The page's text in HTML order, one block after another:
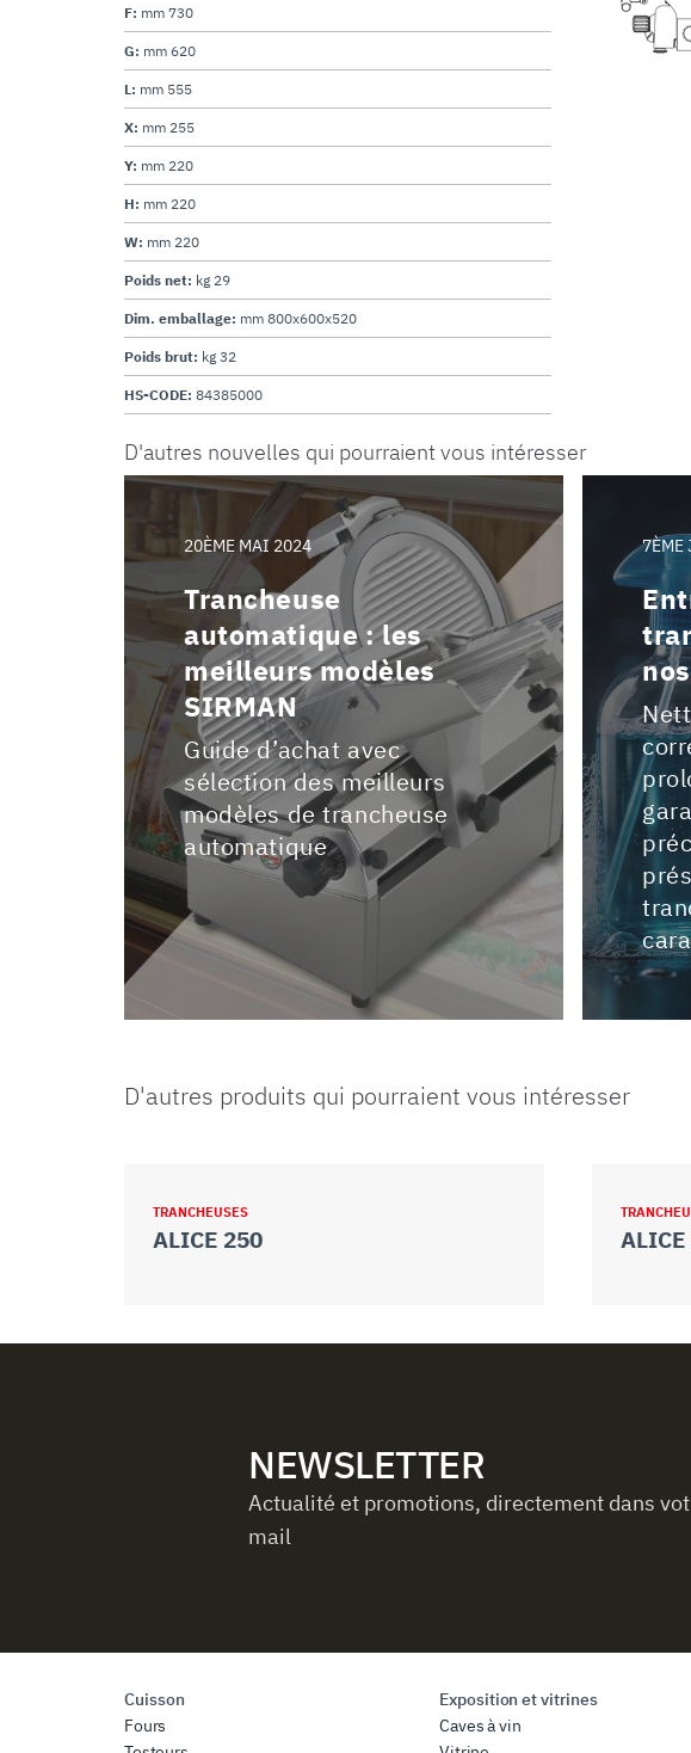
F: mm 730
G: mm 620
L: mm 555
X: mm 255
Y: mm 220
H: mm 220
W: mm 220
Poids net: kg 29
Dim. emballage: mm 800x600x520
Poids brut: kg 32
HS-CODE: 84385000
D'autres nouvelles qui pourraient vous intéresser
20ÈME MAI 2024
Trancheuse
automatique : les
meilleurs modèles
SIRMAN
Guide d’achat avec
sélection des meilleurs
modèles de trancheuse
automatique
7ÈME
D'autres produits qui pourraient vous intéresser
TRANCHEUSES
ALICE 250
NEWSLETTER
Actualité et promotions, directement dans
mail
Cuisson
Fours
Exposition et vitrines
Caves à vin